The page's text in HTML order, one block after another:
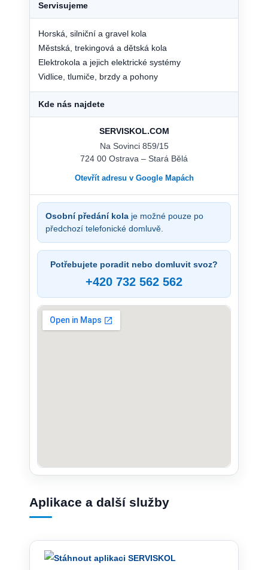
Servisujeme
Horská, silniční a gravel kola
Městská, trekingová a dětská kola
Elektrokola a jejich elektrické systémy
Vidlice, tlumiče, brzdy a pohony
Kde nás najdete
SERVISKOL.COM
Na Sovinci 859/15
724 00 Ostrava – Stará Bělá
Otevřít adresu v Google Mapách
Osobní předání kola je možné pouze po
předchozí telefonické domluvě.
Potřebujete poradit nebo domluvit svoz?
+420 732 562 562
Aplikace a další služby